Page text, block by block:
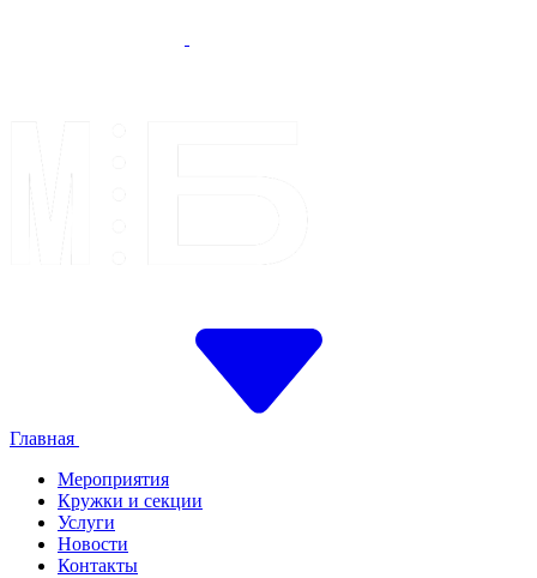
Главная
Мероприятия
Кружки и секции
Услуги
Новости
Контакты